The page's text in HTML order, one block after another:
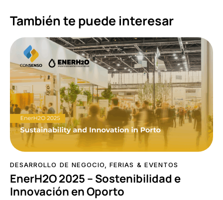
También te puede interesar
DESARROLLO DE NEGOCIO ,FERIAS & EVENTOS
EnerH2O 2025 – Sostenibilidad e
Innovación en Oporto